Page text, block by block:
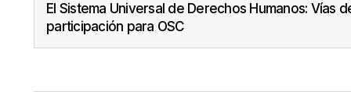
El Sistema Universal de Derechos Humanos: Vías
participación para OSC